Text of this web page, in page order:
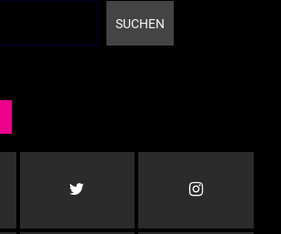
SUCHEN